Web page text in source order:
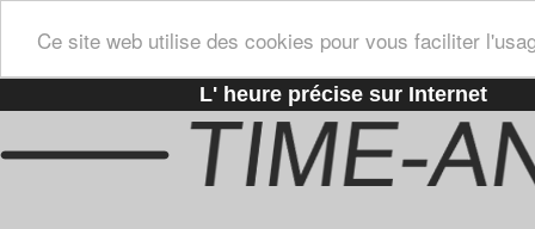
Ce site web utilise des cookies pour vous faciliter
L' heure précise sur Internet